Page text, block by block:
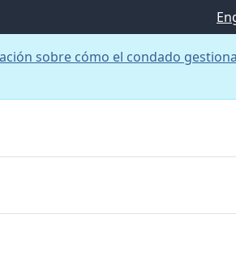
sobre cómo el condado